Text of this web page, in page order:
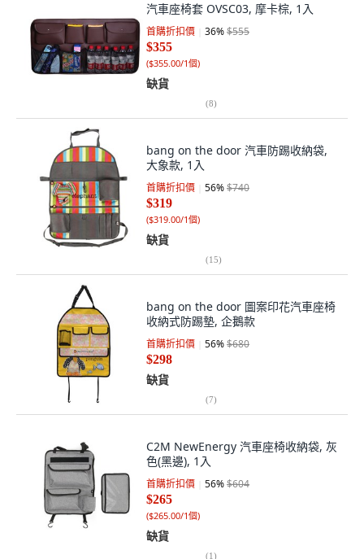
汽車座椅套 OVSC03, 摩卡棕, 1入
首購折扣價 36%$555
$355
($355.00/1個)
缺貨
(8)
bang on the door 汽車防踢收納袋,
大象款, 1入
首購折扣價 56%$740
$319
($319.00/1個)
缺貨
(15)
bang on the door 圖案印花汽車座椅
收納式防踢墊, 企鵝款
首購折扣價 56%$680
$298
缺貨
(7)
C2M NewEnergy 汽車座椅收納袋, 灰
色(黑邊), 1入
首購折扣價 56%$604
$265
($265.00/1個)
缺貨
(1)